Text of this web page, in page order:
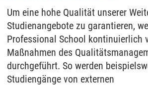
Um eine hohe Qualität unserer
Studienangebote zu garantieren,
Professional School kontinuierlich
Maßnahmen des
durchgeführt. So werden
Studiengänge von externen